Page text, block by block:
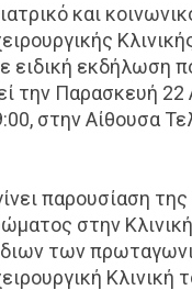
και
ειδική εκδήλωση
την Παρασκευή 22
στην Αίθουσα
παρουσίαση
στην
των
Κλινική